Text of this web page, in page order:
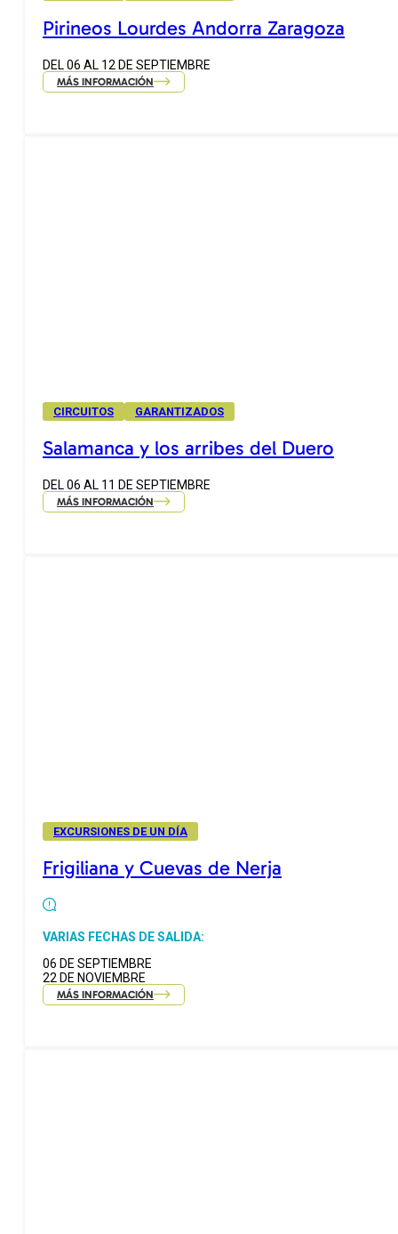
Pirineos Lourdes Andorra Zaragoza
DEL 06 AL 12 DE SEPTIEMBRE
MÁS INFORMACIÓN
CIRCUITOS GARANTIZADOS
Salamanca y los arribes del Duero
DEL 06 AL 11 DE SEPTIEMBRE
MÁS INFORMACIÓN
EXCURSIONES DE UN DÍA
Frigiliana y Cuevas de Nerja
VARIAS FECHAS DE SALIDA:
06 DE SEPTIEMBRE
22 DE NOVIEMBRE
MÁS INFORMACIÓN